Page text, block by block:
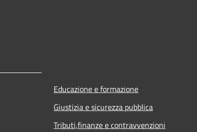
Educazione e formazione
Giustizia e sicurezza pubblica
Tributi,finanze e contravvenzioni